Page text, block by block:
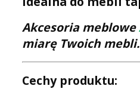
Akcesoria meblowe
miarę Twoich mebli.
Cechy produktu: